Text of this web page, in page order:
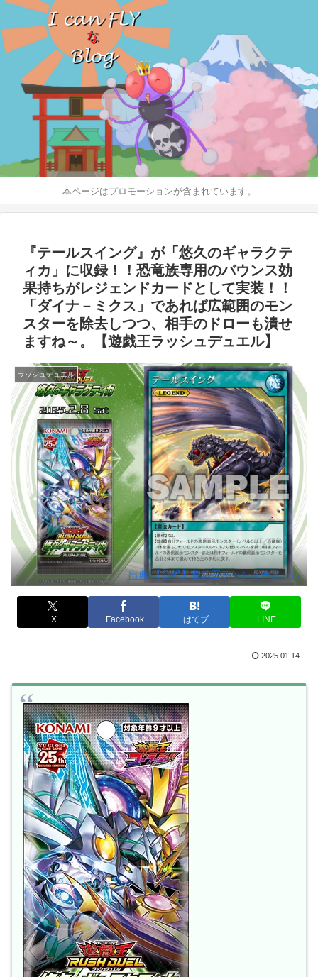
本ページはプロモーションが含まれています。
『テールスイング』が「悠久のギャラクテ
ィカ」に収録！！恐竜族専用のバウンス効
果持ちがレジェンドカードとして実装！！
「ダイナ－ミクス」であれば広範囲のモン
スターを除去しつつ、相手のドローも潰せ
ますね～。【遊戯王ラッシュデュエル】
ラッシュデュエル
出典:【公式】遊戯王ラッシュデュエル
X Facebook はてブ LINE
2025.01.14